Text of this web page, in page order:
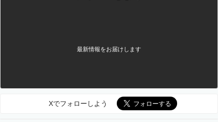
最新情報をお届けします
Xでフォローしよう